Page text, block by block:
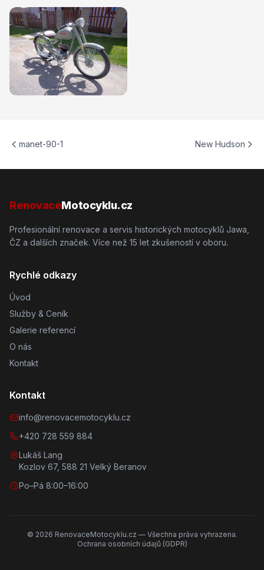
manet-90-1 New Hudson
RenovaceMotocyklu.cz
Profesionální renovace a servis historických motocyklů Jawa,
ČZ a dalších značek. Více než 15 let zkušeností v oboru.
Rychlé odkazy
Úvod
Služby & Ceník
Galerie referencí
O nás
Kontakt
Kontakt
info@renovacemotocyklu.cz
+420 728 559 884
Lukáš Lang
Kozlov 67, 588 21 Velký Beranov
Po–Pá 8:00–16:00
© 2026 RenovaceMotocyklu.cz — Všechna práva vyhrazena.
Ochrana osobních údajů (GDPR)